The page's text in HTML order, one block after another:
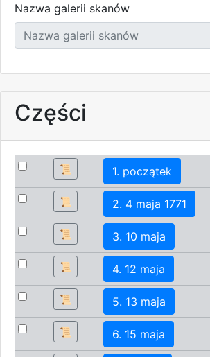
Nazwa galerii skanów
Części
📜 1. początek
📜 2. 4 maja 1771
📜 3. 10 maja
📜 4. 12 maja
📜 5. 13 maja
📜 6. 15 maja